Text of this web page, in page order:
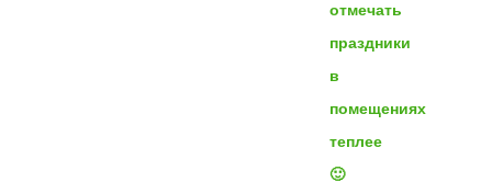
отмечать
праздники
в
помещениях
теплее
🙂